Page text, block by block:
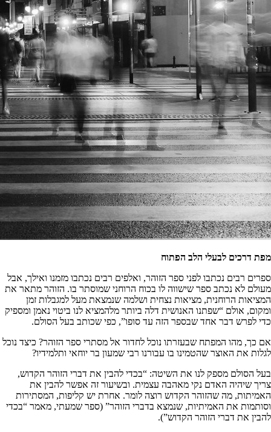
מפת דרכים לבעלי הלב הפתוח
ספרים רבים נכתבו לפני ספר הזוהר, ואלפים רבים נכתבו מזמנו ואילך, אבל
מעולם לא נכתב ספר שישווה לו בכוח הרוחני שמוסתר בו. הזוהר מתאר את
המציאות הרוחנית, מציאות נצחית ושלמה שנמצאת מעל למגבלות זמן
ומקום, אולם “שפתנו האנושית דלה ביותר מלהמציא לנו ביטוי נאמן ומספיק
כדי לפרש דבר אחד שבספר הזה עד סופו”, כפי שכותב בעל הסולם.
אם כך, מהו המפתח שבעזרתו נוכל לחדור אל מסתרי ספר הזוהר? כיצד נוכל
לגלות את האוצר שהטמינו בו עבורנו רבי שמעון בר יוחאי ותלמידיו?
בעל הסולם מספק לנו את השיטה: “בכדי להבין את דברי הזוהר הקדוש,
צריך שיהיה האדם נקי מאהבה עצמית. ובשיעור זה אפשר להבין את
האמיתות, מה שהזוהר הקדוש רוצה לומר. אחרת יש קליפות, המסתירות
וסותמות את האמיתיות, שנמצא בדברי הזוהר” (ספר שמעתי, מאמר “בכדי
להבין את דברי הזוהר הקדוש”).